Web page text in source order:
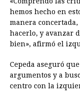
hemos hecho en
manera
hacerlo, y avanzar
bien», afirmó el
Cepeda aseguró
argumentos y a
centro con la